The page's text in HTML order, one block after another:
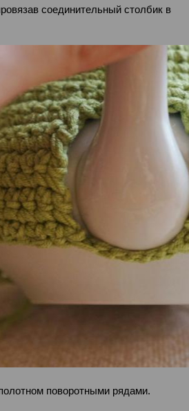
соединительный столбик в
поворотными рядами.